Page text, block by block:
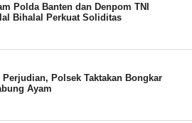
Polda Banten dan Denpom TNI
Bihalal Perkuat Soliditas
Perjudian, Polsek Taktakan Bongkar
Ayam